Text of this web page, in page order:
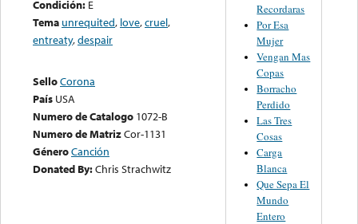
Condición: E
Tema unrequited, love,cruel,
entreaty,despair
SelloCorona
País USA
Numero de Catalogo 1072-B
Numero de MatrizCor-1131
GéneroCanción
Donated By:Chris Strachwitz
Recordaras
Por Esa
Mujer
Vengan Mas
Copas
Borracho
Perdido
Las Tres
Cosas
Carga
Blanca
Que Sepa El
Mundo
Entero